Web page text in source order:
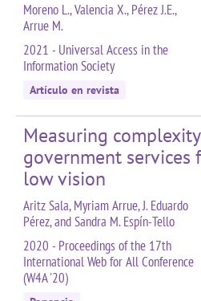
Moreno L., Valencia X., Pérez J.E.,
Arrue M.
2021 - Universal Access in the
Information Society
Artículo en revista
Measuring
government
low vision
Aritz Sala, Myriam Arrue, J. Eduardo
Pérez, and Sandra M. Espín-Tello
2020 - Proceedings of the 17th
International Web for All Conference
(W4A '20)